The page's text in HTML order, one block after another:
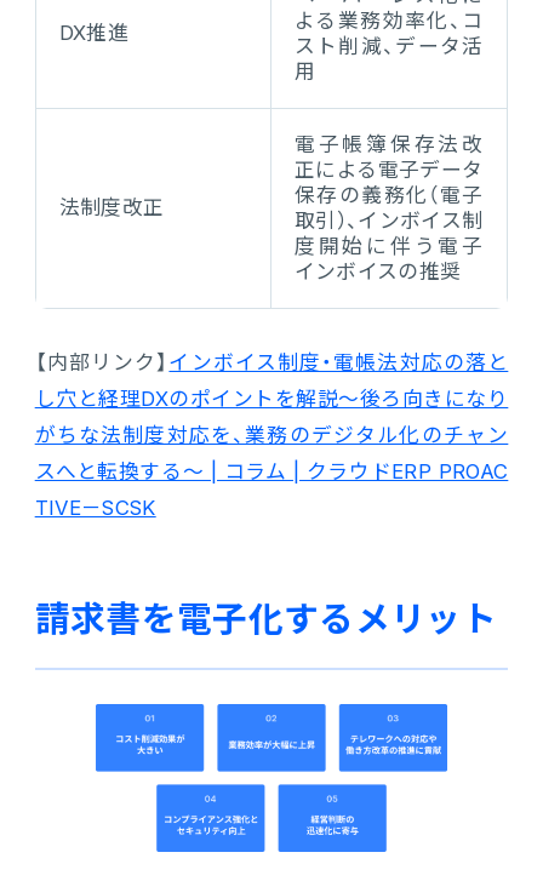
DX推進
よる業務効率化、コ
スト削減、データ活
用
法制度改正
電子帳簿保存法改
正による電子データ
保存の義務化（電子
取引）、インボイス制
度開始に伴う電子
インボイスの推奨
【内部リンク】 インボイス制度・電帳法対応の落と
し穴と経理DXのポイントを解説～後ろ向きになり
がちな法制度対応を、業務のデジタル化のチャン
スへと転換する～ | コラム | クラウドERP PROAC
TIVE－SCSK
請求書を電子化するメリット